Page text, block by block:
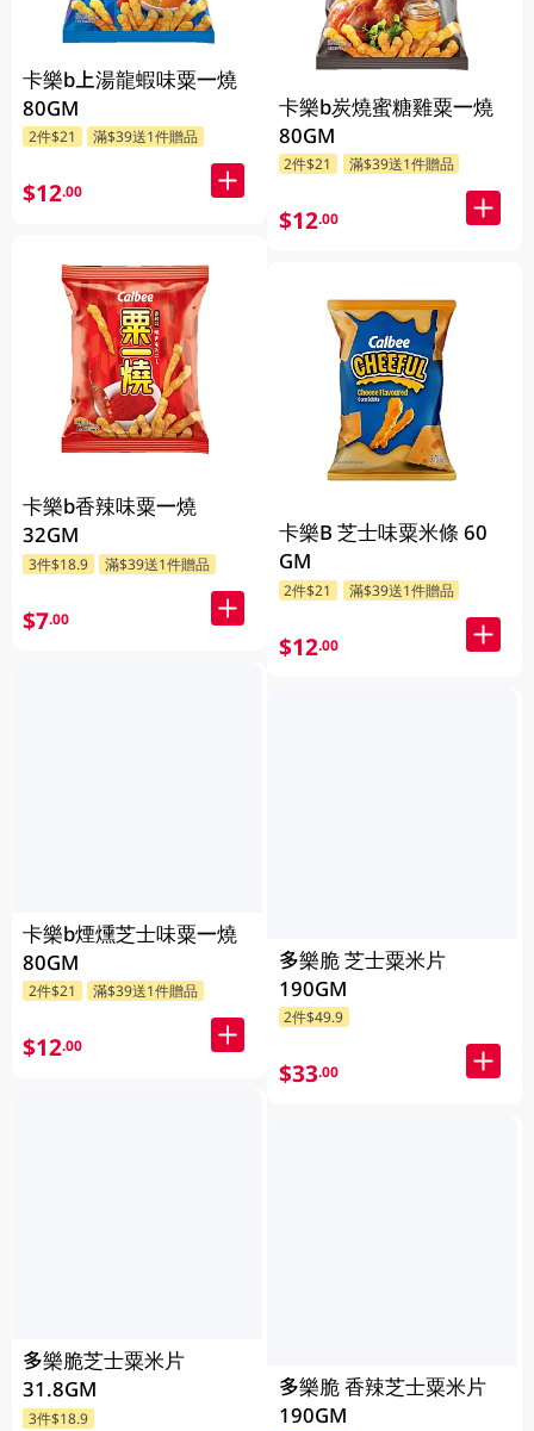
卡樂b上湯龍蝦味粟一燒
80GM
2件$21 滿$39送1件贈品
$12.00
卡樂b香辣味粟一燒
32GM
3件$18.9 滿$39送1件贈品
$7.00
卡樂b煙燻芝士味粟一燒
80GM
2件$21 滿$39送1件贈品
$12.00
多樂脆芝士粟米片
31.8GM
3件$18.9
卡樂b炭燒蜜糖雞粟一燒
80GM
2件$21 滿$39送1件贈品
$12.00
卡樂B 芝士味粟米條 60
GM
2件$21 滿$39送1件贈品
$12.00
多樂脆 芝士粟米片
190GM
2件$49.9
$33.00
多樂脆 香辣芝士粟米片
190GM